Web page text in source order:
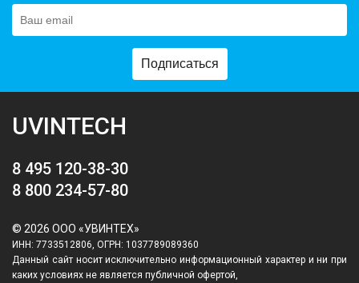
Подписаться
UVINTECH
8 495 120-38-30
8 800 234-57-80
© 2026 ООО «УВИНТЕХ»
ИНН: 7733512806, ОГРН: 1037789089360
Данный сайт носит исключительно информационный характер и ни при
каких условиях не является публичной офертой,